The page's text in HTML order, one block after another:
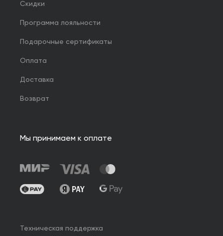
Скидки
Программа лояльности
Подарочные сертификаты
Оплата
Доставка
Возврат
Мы принимаем к оплате
Техническая поддержка